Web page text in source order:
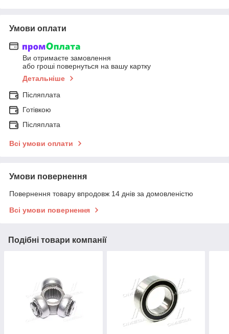
Умови оплати
Ви отримаєте замовлення
або гроші повернуться на вашу картку
Детальніше
Післяплата
Готівкою
Післяплата
Всі умови оплати
Умови повернення
Повернення товару впродовж 14 днів за домовленістю
Всі умови повернення
Подібні товари компанії